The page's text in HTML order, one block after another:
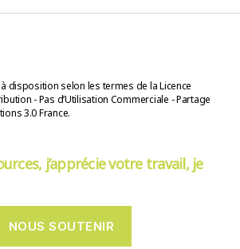
disposition selon les termes de la Licence
- Pas d’Utilisation Commerciale - Partage
3.0 France.
j’apprécie votre travail, je
NOUS SOUTENIR